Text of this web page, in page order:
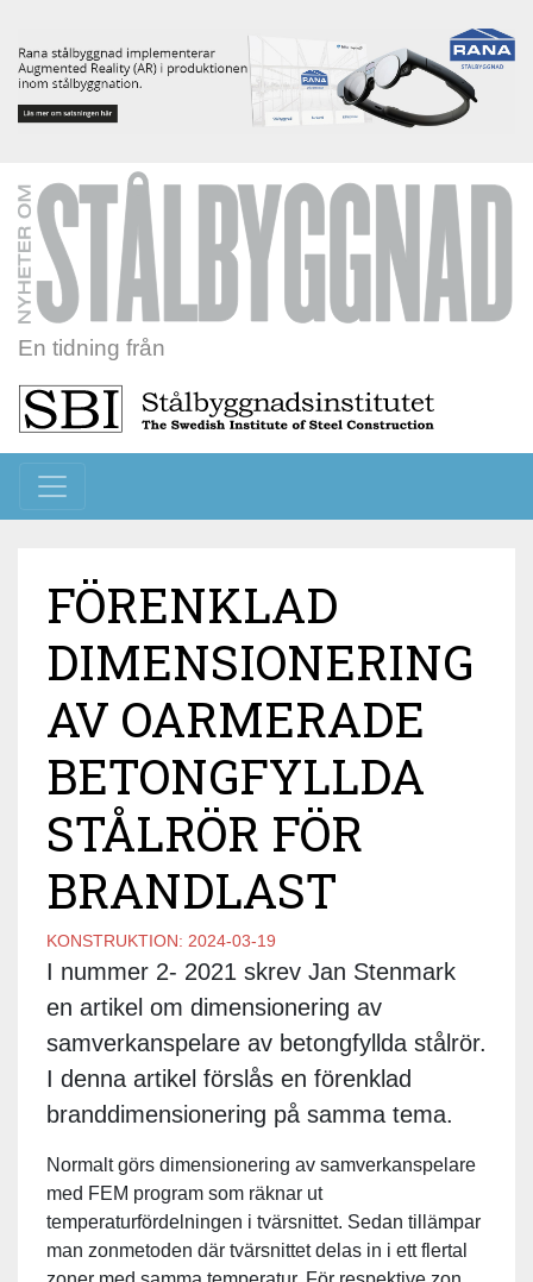
En tidning från
Toggle navigation
FÖRENKLAD
DIMENSIONERING
AV OARMERADE
BETONGFYLLDA
STÅLRÖR FÖR
BRANDLAST
KONSTRUKTION: 2024-03-19
I nummer 2- 2021 skrev Jan Stenmark
en artikel om dimensionering av
samverkanspelare av betongfyllda stålrör.
I denna artikel förslås en förenklad
branddimensionering på samma tema.
Normalt görs dimensionering av samverkanspelare
med FEM program som räknar ut
temperaturfördelningen i tvärsnittet. Sedan tillämpar
man zonmetoden där tvärsnittet delas in i ett flertal